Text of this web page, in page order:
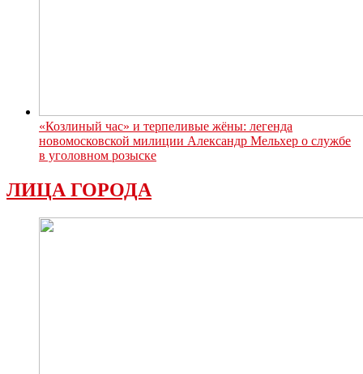
«Козлиный час» и терпеливые жёны: легенда
новомосковской милиции Александр Мельхер о службе
в уголовном розыске
ЛИЦА ГОРОДА